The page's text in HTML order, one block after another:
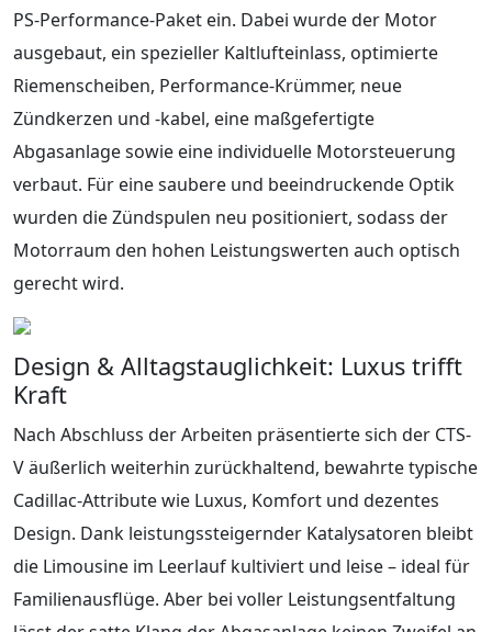
PS-Performance-Paket ein. Dabei wurde der Motor
ausgebaut, ein spezieller Kaltlufteinlass, optimierte
Riemenscheiben, Performance-Krümmer, neue
Zündkerzen und -kabel, eine maßgefertigte
Abgasanlage sowie eine individuelle Motorsteuerung
verbaut. Für eine saubere und beeindruckende Optik
wurden die Zündspulen neu positioniert, sodass der
Motorraum den hohen Leistungswerten auch optisch
gerecht wird.
Design & Alltagstauglichkeit: Luxus trifft
Kraft
Nach Abschluss der Arbeiten präsentierte sich der CTS-
V äußerlich weiterhin zurückhaltend, bewahrte typische
Cadillac-Attribute wie Luxus, Komfort und dezentes
Design. Dank leistungssteigernder Katalysatoren bleibt
die Limousine im Leerlauf kultiviert und leise – ideal für
Familienausflüge. Aber bei voller Leistungsentfaltung